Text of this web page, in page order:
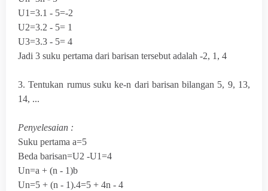
U1=3.1 - 5=-2
U2=3.2 - 5= 1
U3=3.3 - 5= 4
Jadi 3 suku pertama dari barisan tersebut adalah -2, 1, 4
3. Tentukan rumus suku ke-n dari barisan bilangan 5, 9, 13,
14, ...
Penyelesaian :
Suku pertama a=5
Beda barisan=U2 -U1=4
Un=a + (n - 1)b
Un=5 + (n - 1).4=5 + 4n - 4